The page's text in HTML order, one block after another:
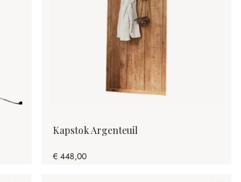
Kapstok Argenteuil
€ 448,00